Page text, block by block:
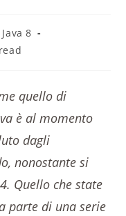
8
quello di
è al momento
dagli
nonostante si
Quello che state
parte di una serie